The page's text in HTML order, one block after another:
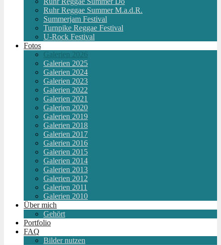
Ruhr Reggae Summer M.a.d.R.
Summerjam Festival
Turnpike Reggae Festival
U-Rock Festival
Fotos
Galerien 2026
Galerien 2025
Galerien 2024
Galerien 2023
Galerien 2022
Galerien 2021
Galerien 2020
Galerien 2019
Galerien 2018
Galerien 2017
Galerien 2016
Galerien 2015
Galerien 2014
Galerien 2013
Galerien 2012
Galerien 2011
Galerien 2010
Über mich
Gehört
Portfolio
FAQ
Bilder nutzen